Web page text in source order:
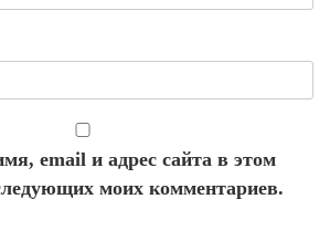
email и адрес сайта в этом
моих комментариев.